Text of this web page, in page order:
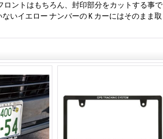
ントはもちろん、封印部分をカットする事で
いイエロー ナンバーの K カーにはそのまま取